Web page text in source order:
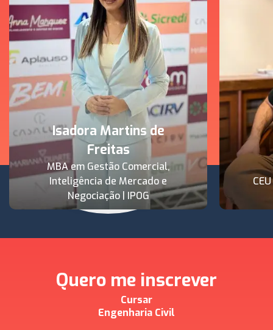
Isadora Martins de
Freitas
MBA em Gestão Comercial,
Inteligência de Mercado e
Negociação | IPOG
Quero me inscrever
Cursar
Engenharia Civil